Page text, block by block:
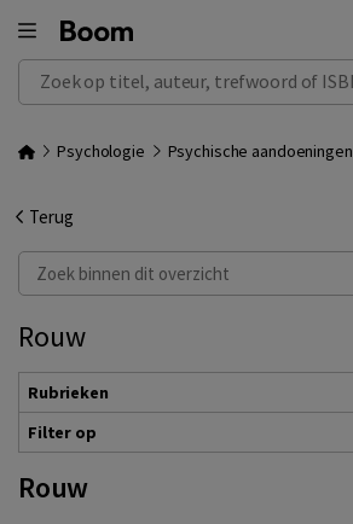
Zoek op titel, auteur, trefwoord of ISBN
Psychologie Psychische aandoeningen
Terug
Zoek binnen dit overzicht
Rouw
Rubrieken
Filter op
Rouw